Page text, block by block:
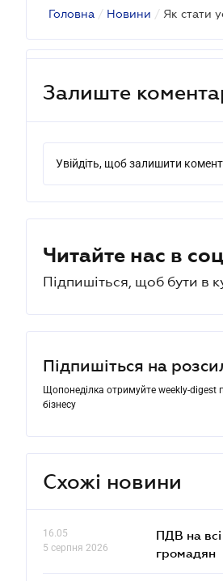
Головна / Новини / Як стати
Залиште
Увійдіть, щоб залишити
Читайте нас в
Підпишіться, щоб бути в
Підпишіться на
Щопонеділка отримуйте weekly-digest
бізнесу
Схожі новини
16.05
5 серпня 2026
ПДВ на
громадян